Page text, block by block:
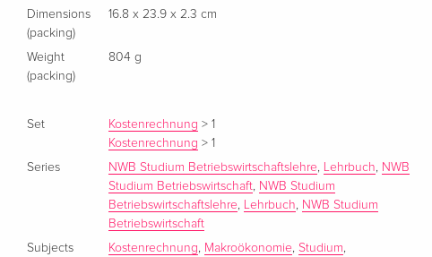
Dimensions
(packing)
16.8 x 23.9 x 2.3 cm
Weight
(packing)
804 g
Set Kostenrechnung >1
Kostenrechnung >1
Series
NWB Studium Betriebswirtschaftslehre, Lehrbuch, NWB
Studium Betriebswirtschaft, NWB Studium
Betriebswirtschaftslehre, Lehrbuch, NWB Studium
Betriebswirtschaft
Subjects
Kostenrechnung, Makroökonomie,Studium,